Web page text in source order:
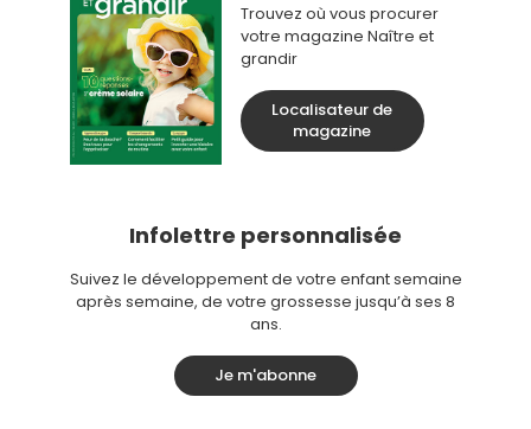
Trouvez où vous procurer
votre magazine Naître et
grandir
Localisateur de
magazine
Infolettre personnalisée
Suivez le développement de votre enfant semaine
après semaine, de votre grossesse jusqu’à ses 8
ans.
Je m'abonne